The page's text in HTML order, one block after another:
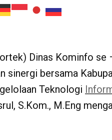
Dinas Kominfo se
sinergi bersama
Teknologi
S.Kom., M.Eng